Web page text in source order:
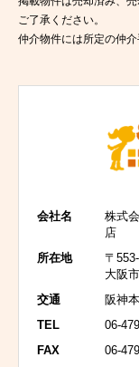
ご了承ください。
仲介物件には所定の仲
会社名
株式
店
所在地
〒
大阪
交通
阪神
TEL
06-
FAX
06-